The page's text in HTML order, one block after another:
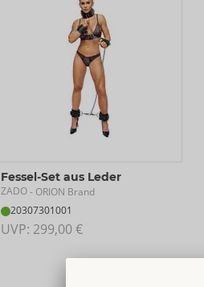
Fessel-Set aus Leder
ZADO- ORION Brand
20307301001
UVP: 299,00 €